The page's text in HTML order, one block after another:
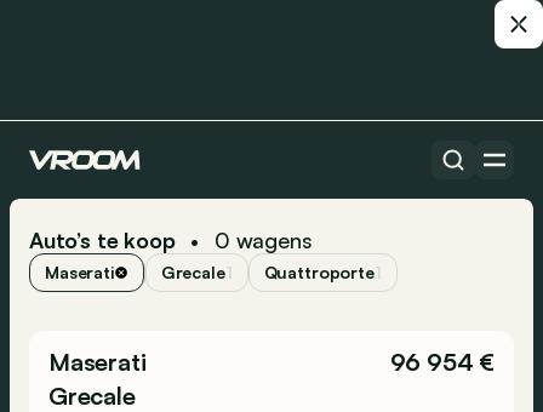
Auto’s te koop • 0 wagens
Maserati Grecale1 Quattroporte1
Maserati
Grecale
96 954 €